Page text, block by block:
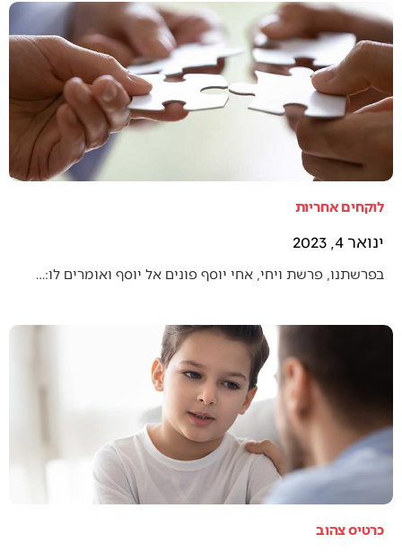
לוקחים אחריות
ינואר 4, 2023
בפרשתנו, פרשת ויחי, אחי יוסף פונים אל יוסף ואומרים לו:…
כרטיס צהוב